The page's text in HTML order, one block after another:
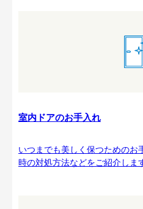
室内ドアのお手入れ
いつまでも美しく保つためのお
時の対処方法などをご紹介しま